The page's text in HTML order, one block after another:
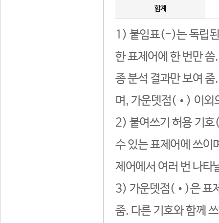
합계
1) 붙임표(-)는 독립된
한 표제어에 한 번만
종 분석 결과만 보여
며, 가운뎃점(•) 이외
2) 붙여쓰기 허용 기호
수 있는 표제어에 쓰이
제어에서 여러 번 나타
3) 가운뎃점(•)은 표
줌. 다른 기호와 함께